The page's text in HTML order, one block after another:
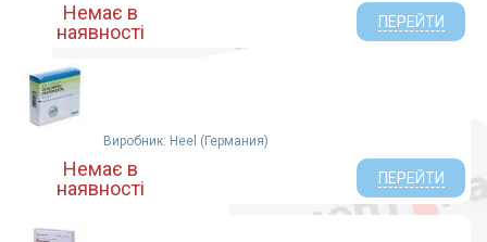
Немає в
наявності
ПЕРЕЙТИ
Виробник: Heel (Германия)
Немає в
наявності
ПЕРЕЙТИ